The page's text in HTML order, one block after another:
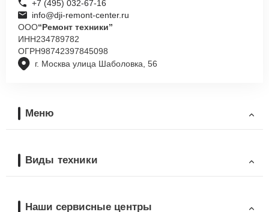
г. Москва улица Шаболовка, 56
+7 (495) 032-67-16
info@dji-remont-center.ru
ООО“Ремонт техники”
ИНН234789782
ОГРН98742397845098
Меню
Виды техники
Наши сервисные центры